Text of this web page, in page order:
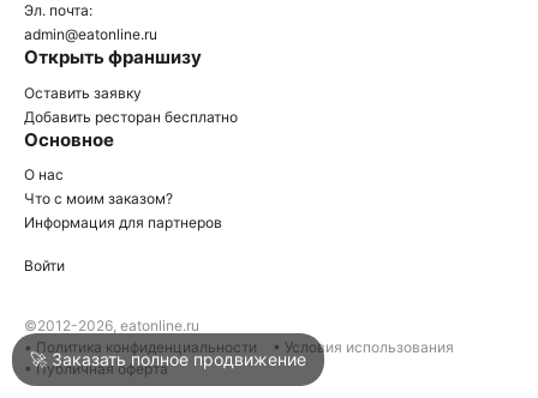
Войти
Написать в техподдержку
Эл. почта:
admin@eatonline.ru
Открыть франшизу
Оставить заявку
Добавить ресторан бесплатно
Основное
О нас
Что с моим заказом?
Информация для партнеров
Войти
©2012-2026, eatonline.ru
• Политика конфиденциальности
• Условия использования
• Публичная оферта
🚀 Заказать полное продвижение